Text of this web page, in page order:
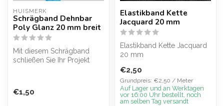
HUISMERK
Schrägband Dehnbar
Poly Glanz 20 mm breit
Mit diesem Schrägband
schließen Sie Ihr Projekt
€1,50
Elastikband Kette
Jacquard 20 mm
Elastikband Kette Jacquard
20 mm
€2,50
Grundpreis: €2,50 / Meter
Auf Lager und an Werktagen
vor 16:00 Uhr bestellt, noch
am selben Tag versandt